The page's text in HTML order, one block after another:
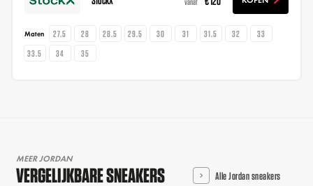
Maten 27.5 28 28.5 29.5 30 31 31.5 32
33
33.5
34 35
MEER JORDAN
VERGELIJKBARE SNEAKERS Alle Jordan sneakers